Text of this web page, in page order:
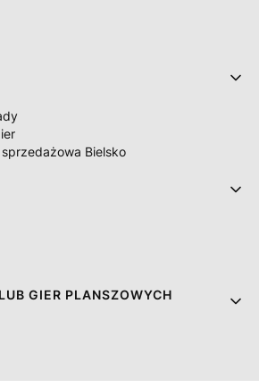
Bielsko
GIER PLANSZOWYCH